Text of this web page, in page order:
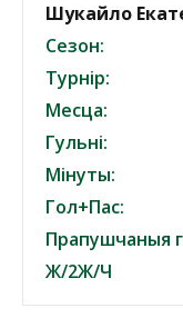
Шукайло
Сезон:
Турнір:
Месца:
Гульні:
Мінуты:
Гол+Пас:
Прапушчаныя
Ж/2Ж/Ч